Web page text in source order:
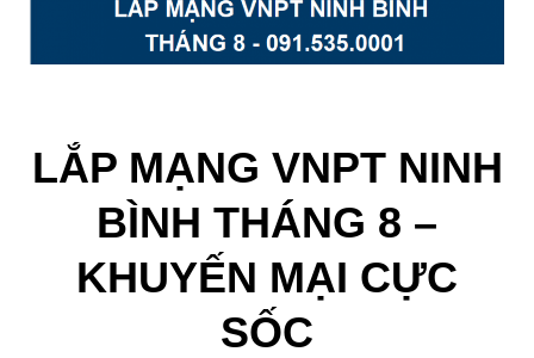
LẮP MẠNG VNPT NINH
BÌNH THÁNG 8 –
KHUYẾN MẠI CỰC
SỐC